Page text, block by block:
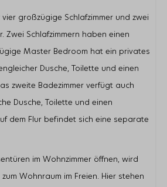
vom Banjaardstrand entfernt
8
mit Fernseher: 2
großzügige Schlafzimmer und zwei
Zwei Schlafzimmern haben einen
Master Bedroom hat ein privates
Dusche, Toilette und einen
zweite Badezimmer verfügt auch
Dusche, Toilette und einen
dem Flur befindet sich eine separate
im Wohnzimmer öffnen, wird
Wohnraum im Freien. Hier stehen